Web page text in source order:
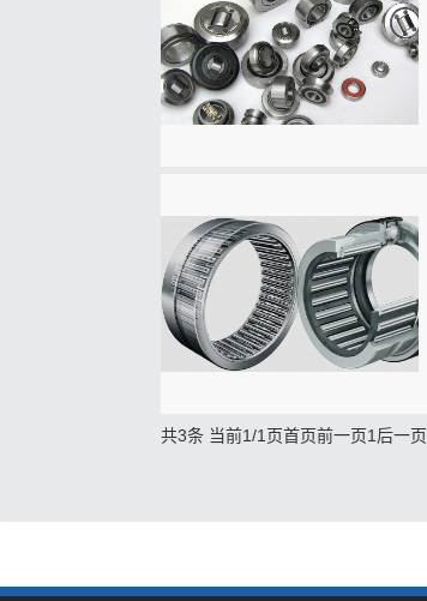
共3条 当前1/1页首页前一页1 后一页